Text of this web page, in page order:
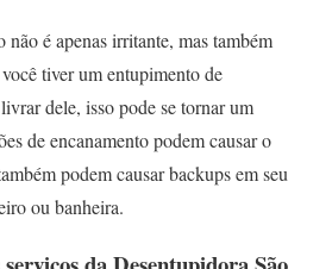
é apenas irritante, mas também
tiver um entupimento de
dele, isso pode se tornar um
de encanamento podem causar o
podem causar backups em seu
ou banheira.